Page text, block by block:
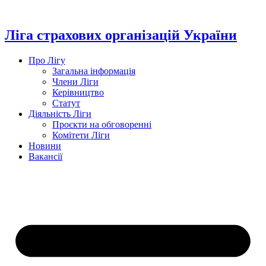
вмісту
Ліга страхових організацій України
Про Лігу
Загальна інформація
Члени Ліги
Керівництво
Статут
Діяльність Ліги
Проєкти на обговоренні
Комітети Ліги
Новини
Вакансії